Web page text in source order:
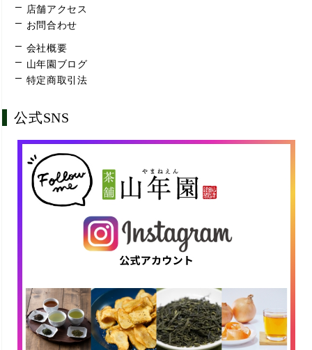
店舗アクセス
お問合わせ
会社概要
山年園ブログ
特定商取引法
公式SNS